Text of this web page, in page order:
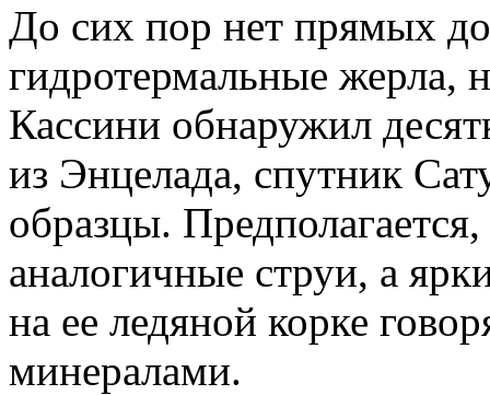
До сих пор нет прямых
гидротермальные жерла,
Кассини обнаружил
из Энцелада, спутник
образцы.
аналогичные струи, а
на ее ледяной корке
минералами.